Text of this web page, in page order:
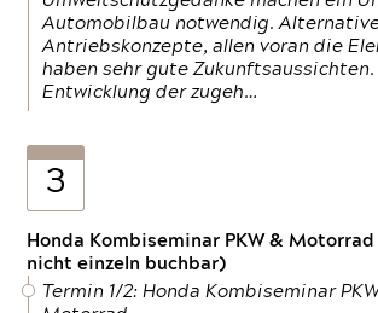
Automobilbau notwendig.
Antriebskonzepte, allen voran die
haben sehr gute
Entwicklung der zugeh…
3
Honda Kombiseminar PKW & Motorrad
nicht einzeln buchbar)
Termin 1/2: Honda Kombiseminar